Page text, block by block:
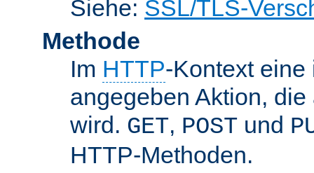
Siehe: SSL/TLS-
Methode
Im HTTP-Kontext eine
angegeben Aktion,
wird. GET, POST und
HTTP-Methoden.